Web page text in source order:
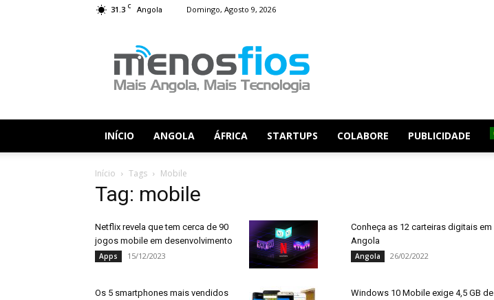
31.3 C Angola Domingo, Agosto 9, 2026
Fios
INÍCIO ANGOLA ÁFRICA STARTUPS COLABORE PUBLICIDADE
Início Tags Mobile
Tag: mobile
Netflix revela que tem cerca de 90
jogos mobile em desenvolvimento
Apps 15/12/2023
Conheça as 12 carteiras digitais em
Angola
Angola 26/02/2022
Os 5 smartphones mais vendidos
Windows 10 Mobile exige 4,5 GB de